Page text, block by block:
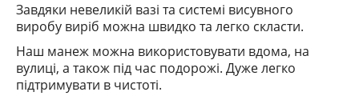
Завдяки невеликій вазі та системі висувного
виробу виріб можна швидко та легко скласти.
Наш манеж можна використовувати вдома, на
вулиці, а також під час подорожі. Дуже легко
підтримувати в чистоті.